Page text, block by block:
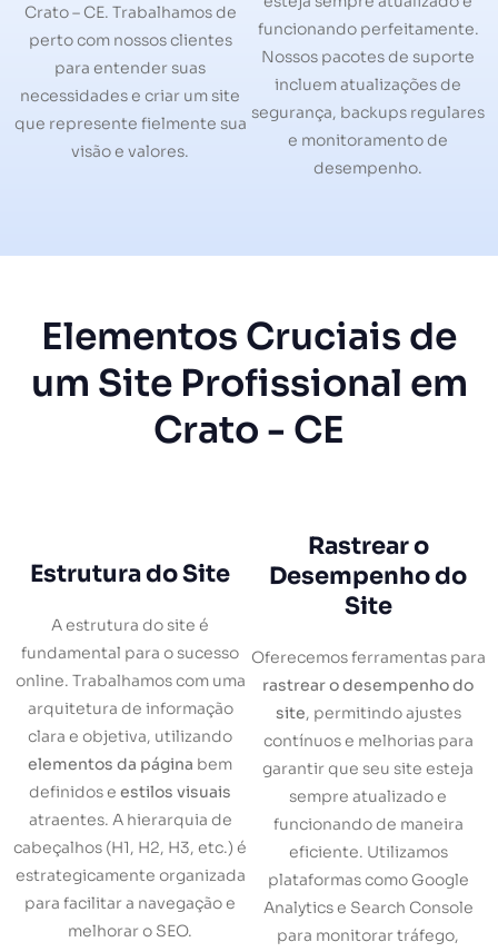
Crato – CE. Trabalhamos de
perto com nossos clientes
para entender suas
necessidades e criar um site
que represente fielmente sua
visão e valores.
funcionando perfeitamente.
Nossos pacotes de suporte
incluem atualizações de
segurança, backups regulares
e monitoramento de
desempenho.
Elementos Cruciais de
um Site Profissional em
Crato - CE
Estrutura do Site
A estrutura do site é
fundamental para o sucesso
online. Trabalhamos com uma
arquitetura de informação
clara e objetiva, utilizando
elementos da página bem
definidos e estilos visuais
atraentes. A hierarquia de
cabeçalhos (H1, H2, H3, etc.) é
estrategicamente organizada
para facilitar a navegação e
melhorar o SEO.
Rastrear o
Desempenho do
Site
Oferecemos ferramentas para
rastrear o desempenho do
site, permitindo ajustes
contínuos e melhorias para
garantir que seu site esteja
sempre atualizado e
funcionando de maneira
eficiente. Utilizamos
plataformas como Google
Analytics e Search Console
para monitorar tráfego,